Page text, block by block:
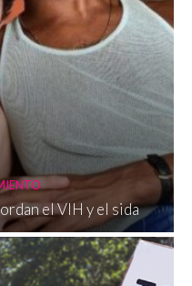
el VIH y el sida